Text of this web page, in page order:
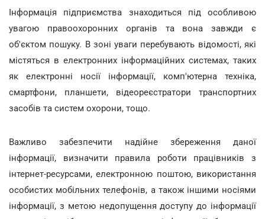
Інформація підприємства знаходиться під особливою
увагою правоохоронних органів та вона завжди є
об'єктом пошуку. В зоні уваги перебувають відомості, які
містяться в електронних інформаційних системах, таких
як електронні носії інформації, комп'ютерна техніка,
смартфони, планшети, відеореєстратори транспортних
засобів та систем охорони, тощо.
Важливо забезпечити надійне збереження даної
інформації, визначити правила роботи працівників з
інтернет-ресурсами, електронною поштою, використання
особистих мобільних телефонів, а також іншими носіями
інформації, з метою недопущення доступу до інформації